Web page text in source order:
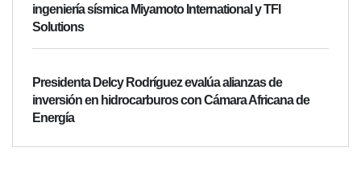
ingeniería sísmica Miyamoto International y TFI
Solutions
Presidenta Delcy Rodríguez evalúa alianzas de
inversión en hidrocarburos con Cámara Africana de
Energía